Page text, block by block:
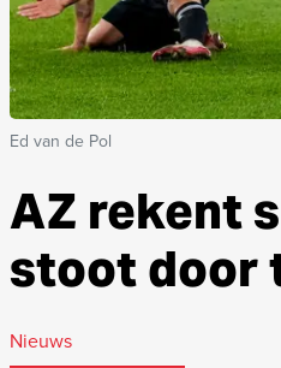
Ed van de Pol
AZ rekent
stoot door
Nieuws